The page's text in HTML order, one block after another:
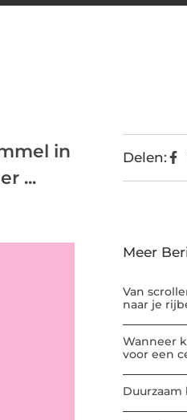
in
...
Delen:
Meer
Van
naar je
Wanneer
voor een